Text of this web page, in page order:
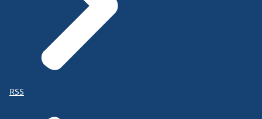
RSS